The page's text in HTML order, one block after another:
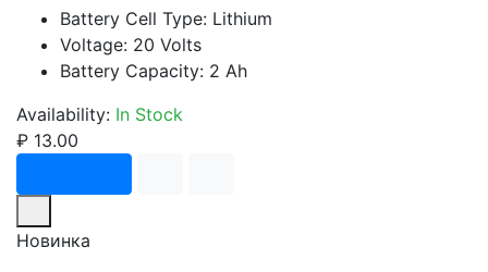
Battery Cell Type: Lithium
Voltage: 20 Volts
Battery Capacity: 2 Ah
Availability: In Stock
₽ 13.00
Новинка